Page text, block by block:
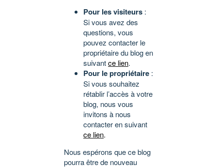
Pour les visiteurs :
Si vous avez des
questions, vous
pouvez contacter le
propriétaire du blog en
suivantce lien.
Pour le propriétaire :
Si vous souhaitez
rétablir l’accès à votre
blog, nous vous
invitons à nous
contacter en suivant
ce lien.
Nous espérons que ce blog
pourra être de nouveau